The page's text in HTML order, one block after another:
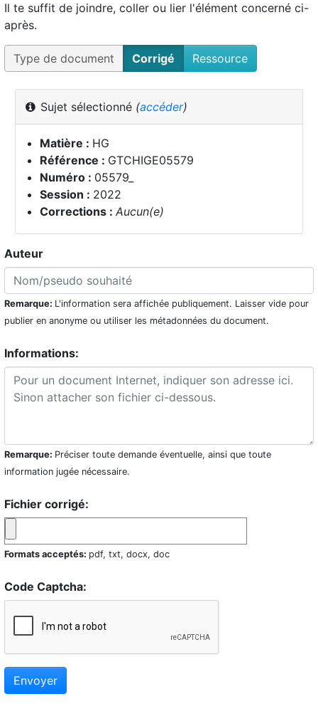
Il te suffit de joindre, coller ou lier l'élément concerné ci-
après.
Type de document Corrigé Ressource
Sujet sélectionné (accéder)
Matière : HG
Référence : GTCHIGE05579
Numéro : 05579_
Session : 2022
Corrections : Aucun(e)
Auteur
Remarque: L'information sera affichée publiquement. Laisser vide pour
publier en anonyme ou utiliser les métadonnées du document.
Informations:
Remarque: Préciser toute demande éventuelle, ainsi que toute
information jugée nécessaire.
Fichier corrigé:
Formats acceptés: pdf, txt, docx, doc
Code Captcha:
Envoyer